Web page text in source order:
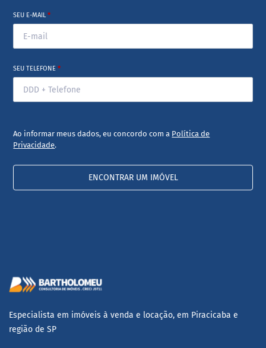
SEU E-MAIL*
SEU TELEFONE*
Ao informar meus dados, eu concordo com a Política de
Privacidade.
ENCONTRAR UM IMÓVEL
Especialista em imóveis à venda e locação, em Piracicaba e
região de SP